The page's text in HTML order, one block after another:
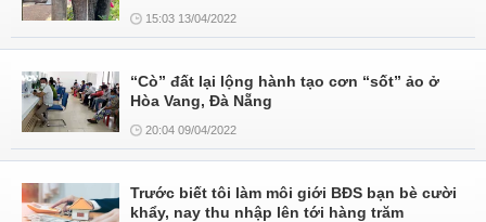
15:03 13/04/2022
“Cò” đất lại lộng hành tạo cơn “sốt” ảo ở
Hòa Vang, Đà Nẵng
20:04 09/04/2022
Trước biết tôi làm môi giới BĐS bạn bè cười
khẩy, nay thu nhập lên tới hàng trăm